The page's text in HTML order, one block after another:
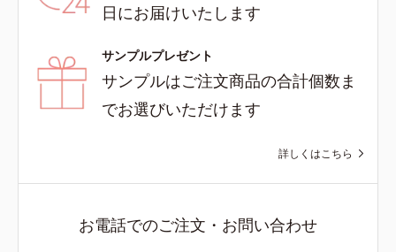
日にお届けいたします
サンプルプレゼント
サンプルはご注文商品の合計個数ま
でお選びいただけます
詳しくはこちら
お電話でのご注文・お問い合わせ